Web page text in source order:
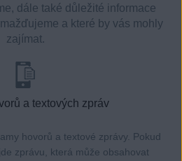
dále také důležité informace
a které by vás mohly
zajímat.
a textových zpráv
hovorů a textové zprávy. Pokud
zprávu, která může obsahovat